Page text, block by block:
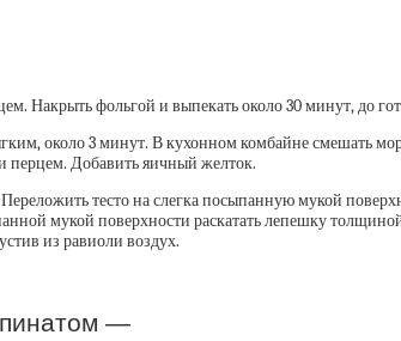
Накрыть фольгой и выпекать около 30 минут, до
около 3 минут. В кухонном комбайне смешать
перцем. Добавить яичный желток.
тесто на слегка посыпанную мукой
мукой поверхности раскатать лепешку
из равиоли воздух.
—